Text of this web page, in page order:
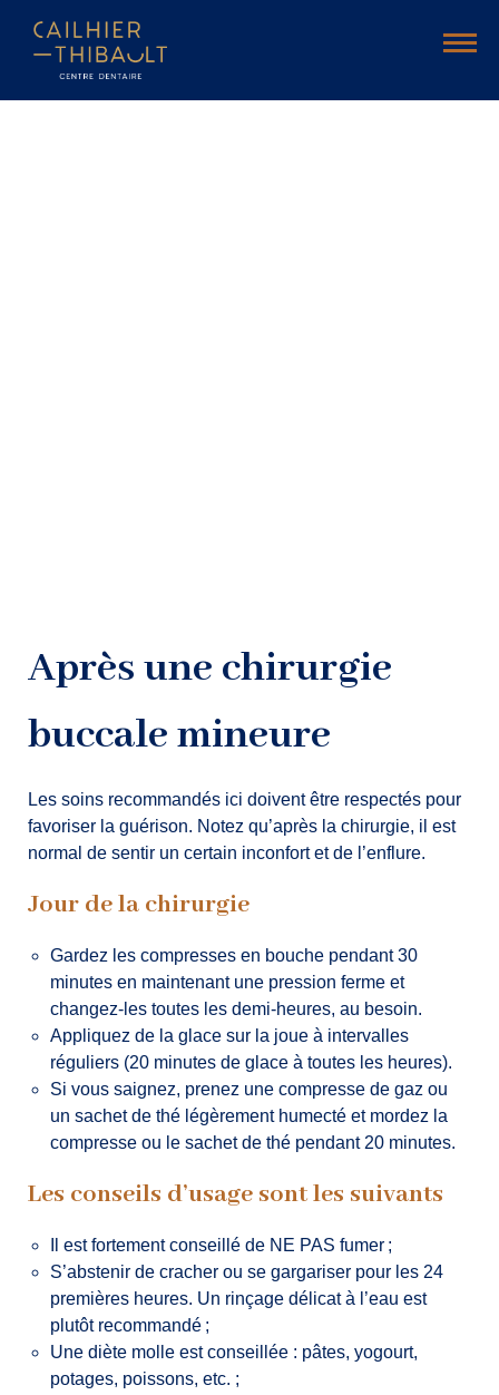
Après une chirurgie
buccale mineure
Les soins recommandés ici doivent être respectés pour
favoriser la guérison. Notez qu’après la chirurgie, il est
normal de sentir un certain inconfort et de l’enflure.
Jour de la chirurgie
Gardez les compresses en bouche pendant 30
minutes en maintenant une pression ferme et
changez-les toutes les demi-heures, au besoin.
Appliquez de la glace sur la joue à intervalles
réguliers (20 minutes de glace à toutes les heures).
Si vous saignez, prenez une compresse de gaz ou
un sachet de thé légèrement humecté et mordez la
compresse ou le sachet de thé pendant 20 minutes.
Les conseils d’usage sont les suivants
Il est fortement conseillé de NE PAS fumer ;
S’abstenir de cracher ou se gargariser pour les 24
premières heures. Un rinçage délicat à l’eau est
plutôt recommandé ;
Une diète molle est conseillée : pâtes, yogourt,
potages, poissons, etc. ;